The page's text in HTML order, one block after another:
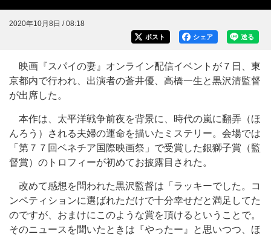
2020年10月8日 / 08:18
送る
シェア
ポスト
映画『スパイの妻』オンライン配信イベントが７日、東
京都内で行われ、出演者の蒼井優、高橋一生と黒沢清監督
が出席した。
本作は、太平洋戦争前夜を背景に、時代の嵐に翻弄（ほ
んろう）される夫婦の運命を描いたミステリー。会場では
「第７７回ベネチア国際映画祭」で受賞した銀獅子賞（監
督賞）のトロフィーが初めてお披露目された。
改めて感想を問われた黒沢監督は「ラッキーでした。コ
ンペティションに選ばれただけで十分幸せだと満足してた
のですが、おまけにこのような賞を頂けるということで。
そのニュースを聞いたときは『やったー』と思いつつ、ほ